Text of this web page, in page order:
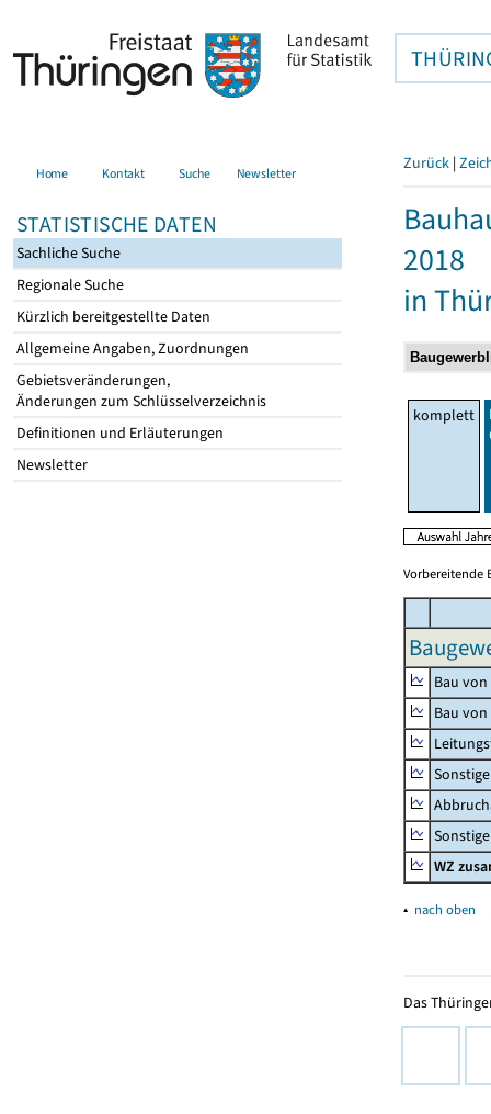
Home Kontakt Suche Newsletter
STATISTISCHE DATEN
Sachliche Suche
Regionale Suche
Kürzlich bereitgestellte Daten
Allgemeine Angaben, Zuordnungen
Gebietsveränderungen,
Änderungen zum Schlüsselverzeichnis
Definitionen und Erläuterungen
Newsletter
Zurück |
2018
in
komplett
Vorbereitende
Bau
Bau
WZ
▴ nach oben
Das